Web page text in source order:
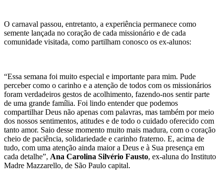
O carnaval passou, entretanto, a experiência permanece como
semente lançada no coração de cada missionário e de cada
comunidade visitada, como partilham conosco os ex-alunos:
“Essa semana foi muito especial e importante para mim. Pude
perceber como o carinho e a atenção de todos com os missionários
foram verdadeiros gestos de acolhimento, fazendo-nos sentir parte
de uma grande família. Foi lindo entender que podemos
compartilhar Deus não apenas com palavras, mas também por meio
dos nossos sentimentos, atitudes e de todo o cuidado oferecido com
tanto amor. Saio desse momento muito mais madura, com o coração
cheio de paciência, solidariedade e carinho fraterno. E, acima de
tudo, com uma atenção ainda maior a Deus e à Sua presença em
cada detalhe”, Ana Carolina Silvério Fausto, ex-aluna do Instituto
Madre Mazzarello, de São Paulo capital.